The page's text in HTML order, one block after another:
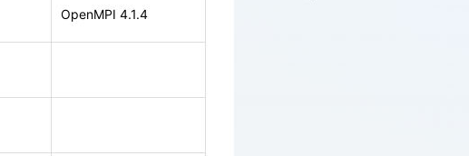
OpenMPI 4.1.4